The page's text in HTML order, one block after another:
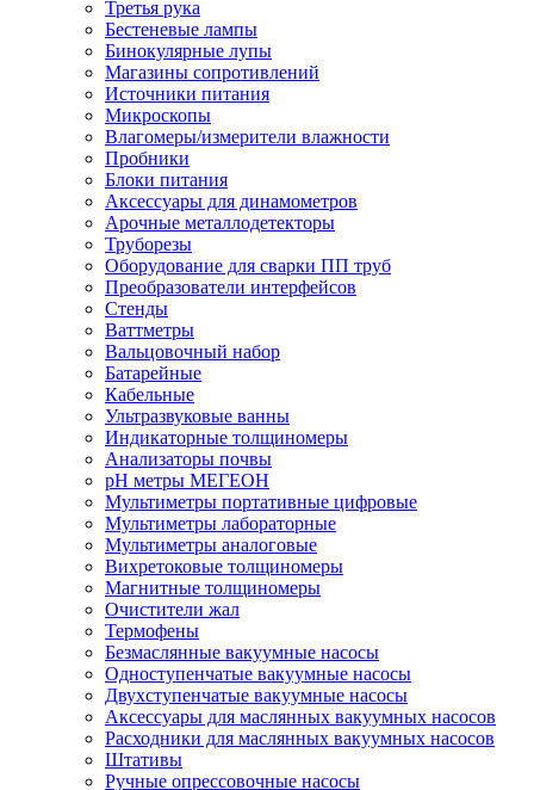
Третья рука
Бестеневые лампы
Бинокулярные лупы
Магазины сопротивлений
Источники питания
Микроскопы
Влагомеры/измерители влажности
Пробники
Блоки питания
Аксессуары для динамометров
Арочные металлодетекторы
Труборезы
Оборудование для сварки ПП труб
Преобразователи интерфейсов
Стенды
Ваттметры
Вальцовочный набор
Батарейные
Кабельные
Ультразвуковые ванны
Индикаторные толщиномеры
Анализаторы почвы
рН метры МЕГЕОН
Мультиметры портативные цифровые
Мультиметры лабораторные
Мультиметры аналоговые
Вихретоковые толщиномеры
Магнитные толщиномеры
Очистители жал
Термофены
Безмаслянные вакуумные насосы
Одноступенчатые вакуумные насосы
Двухступенчатые вакуумные насосы
Аксессуары для маслянных вакуумных насосов
Расходники для маслянных вакуумных насосов
Штативы
Ручные опрессовочные насосы